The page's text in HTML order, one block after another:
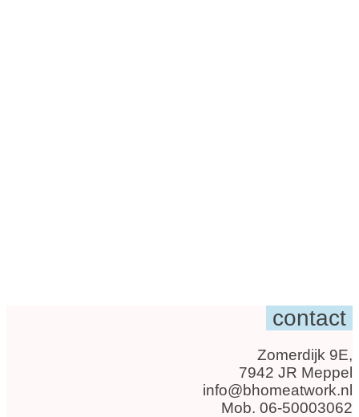
contact
Zomerdijk 9E,
7942 JR Meppel
info@bhomeatwork.nl
Mob. 06-50003062